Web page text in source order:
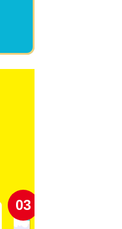
03